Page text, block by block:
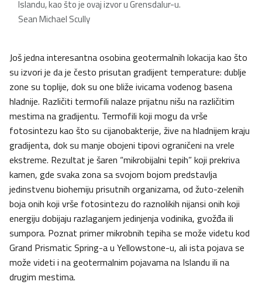
Islandu, kao što je ovaj izvor u Grensdalur-u.
Sean Michael Scully
Još jedna interesantna osobina geotermalnih lokacija kao što
su izvori je da je često prisutan gradijent temperature: dublje
zone su toplije, dok su one bliže ivicama vodenog basena
hladnije. Različiti termofili nalaze prijatnu nišu na različitim
mestima na gradijentu. Termofili koji mogu da vrše
fotosintezu kao što su cijanobakterije, žive na hladnijem kraju
gradijenta, dok su manje obojeni tipovi ograničeni na vrele
ekstreme. Rezultat je šaren “mikrobijalni tepih” koji prekriva
kamen, gde svaka zona sa svojom bojom predstavlja
jedinstvenu biohemiju prisutnih organizama, od žuto-zelenih
boja onih koji vrše fotosintezu do raznolikih nijansi onih koji
energiju dobijaju razlaganjem jedinjenja vodinika, gvožđa ili
sumpora. Poznat primer mikrobnih tepiha se može videtu kod
Grand Prismatic Spring-a u Yellowstone-u, ali ista pojava se
može videti i na geotermalnim pojavama na Islandu ili na
drugim mestima.